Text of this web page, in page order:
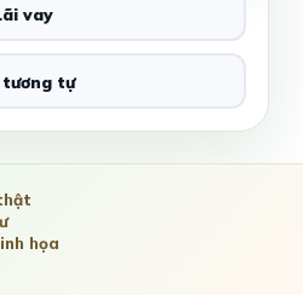
vay
tương tự
họa